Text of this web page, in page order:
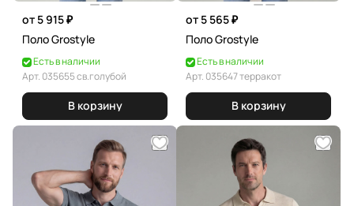
от 5 915 ₽
Поло Grostyle
Есть в наличии
Арт. 035655 св.голубой
В корзину
от 5 565 ₽
Поло Grostyle
Есть в наличии
Арт. 035647 терракот
В корзину